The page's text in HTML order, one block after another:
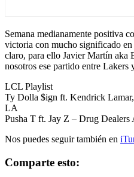
Semana medianamente positiva
victoria con mucho significado
claro, para ello Javier Martín aka
nosotros ese partido entre Lakers
LCL Playlist
Ty Dolla $ign ft. Kendrick
LA
Pusha T ft. Jay Z – Drug Dealers
Nos puedes seguir también en
Comparte esto: